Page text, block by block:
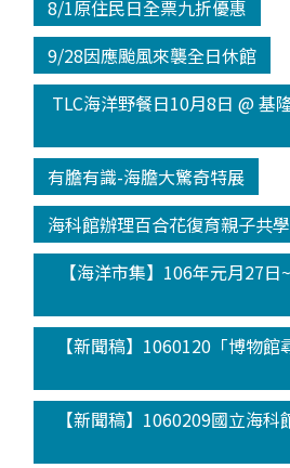
8/1原住民日全票九折優惠
9/28因應颱風來襲全日休館
TLC海洋野餐日10月8日 @ 基
有膽有識-海膽大驚奇特展
海科館辦理百合花復育親子共
【海洋市集】106年元月27
【新聞稿】1060120「博物
【新聞稿】1060209國立海